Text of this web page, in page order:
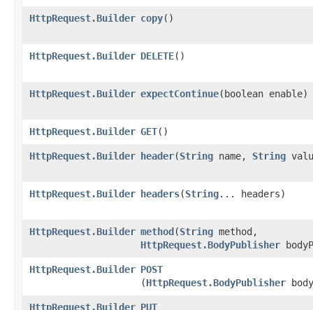
HttpRequest.Builder copy()
HttpRequest.Builder DELETE()
HttpRequest.Builder expectContinue​(boolean enable)
HttpRequest.Builder GET()
HttpRequest.Builder header​(String name, String
HttpRequest.Builder headers​(String... headers)
HttpRequest.Builder method​(String method,
HttpRequest.BodyPublisher
HttpRequest.Builder POST
(HttpRequest.BodyPublisher
HttpRequest.Builder PUT